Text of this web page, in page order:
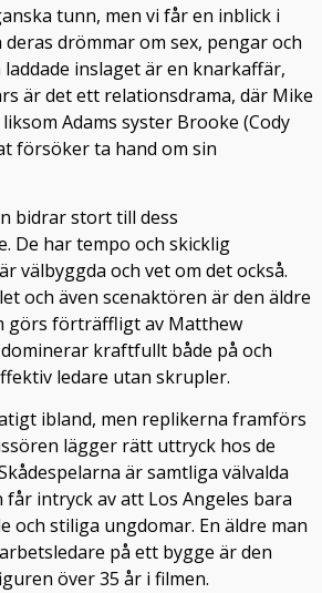
tunn, men vi får en inblick i
drömmar om sex, pengar och
inslaget är en knarkaffär,
är det ett relationsdrama, där Mike
Adams syster Brooke (Cody
försöker ta hand om sin
bidrar stort till dess
De har tempo och skicklig
välbyggda och vet om det också.
och även scenaktören är den äldre
görs förträffligt av Matthew
kraftfullt både på och
ledare utan skrupler.
ibland, men replikerna framförs
lägger rätt uttryck hos de
är samtliga välvalda
får intryck av att Los Angeles bara
och stiliga ungdomar. En äldre man
på ett bygge är den
över 35 år i filmen.